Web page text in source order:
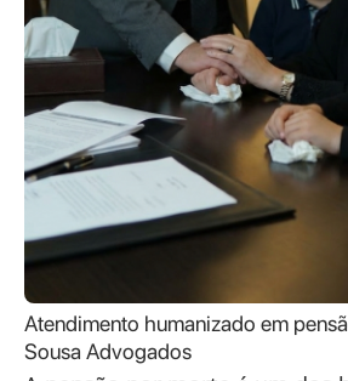
Atendimento humanizado em
Sousa Advogados